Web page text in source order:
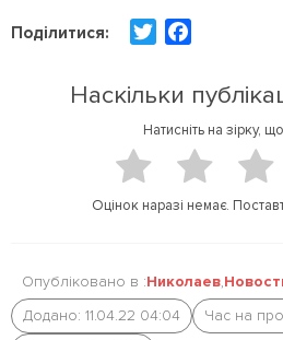
Поділитися:
t
b
o
k
Наскільки
Натисніть на зірку,
Оцінок наразі немає.
Опубліковано в :Николаев,
Додано: 11.04.22 04:04
Час на